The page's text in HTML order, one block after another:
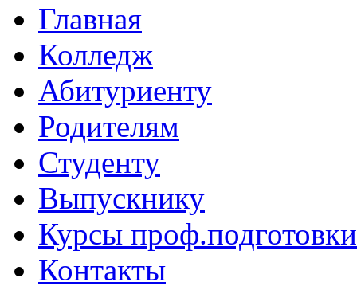
Главная
Колледж
Абитуриенту
Родителям
Студенту
Выпускнику
Курсы проф.подготовки
Контакты